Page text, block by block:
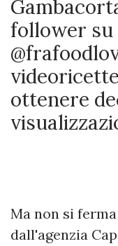
follower su
ottenere
Ma non si
dall'agenzia